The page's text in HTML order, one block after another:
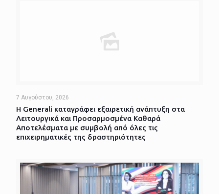
7 Αυγούστου, 2026
Η Generali καταγράφει εξαιρετική ανάπτυξη στα
Λειτουργικά και Προσαρμοσμένα Καθαρά
Αποτελέσματα με συμβολή από όλες τις
επιχειρηματικές της δραστηριότητες